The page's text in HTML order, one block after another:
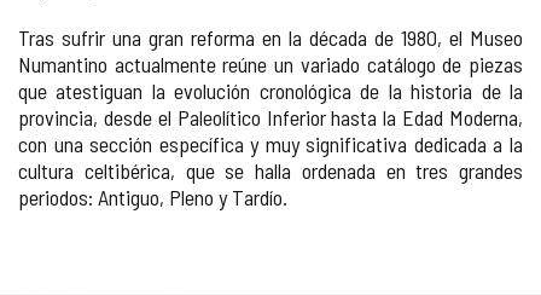
Tras sufrir una gran reforma en la década de 1980, el Museo
Numantino actualmente reúne un variado catálogo de piezas
que atestiguan la evolución cronológica de la historia de la
provincia, desde el Paleolítico Inferior hasta la Edad Moderna,
con una sección específica y muy significativa dedicada a la
cultura celtibérica, que se halla ordenada en tres grandes
periodos: Antiguo, Pleno y Tardío.